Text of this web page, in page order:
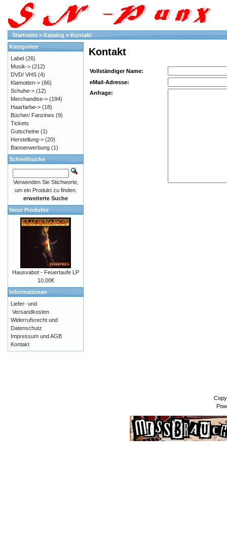
Startseite » Katalog » Kontakt
Kontakt
Vollständiger Name:
eMail-Adresse:
Anfrage:
Kategorien
Label (26)
Musik-> (212)
DVD/ VHS (4)
Klamotten-> (66)
Schuhe-> (12)
Merchandise-> (194)
Haarfarbe-> (18)
Bücher/ Fanzines (9)
Tickets
Gutscheine (1)
Herstellung-> (20)
Bannerwerbung (1)
Schnellsuche
Verwenden Sie Stichworte,
um ein Produkt zu finden.
erweiterte Suche
Neue Produkte
Hausvabot - Feuertaufe LP
10.00€
Informationen
Liefer- und
Versandkosten
Widerrufsrecht und
Datenschutz
Impressum und AGB
Kontakt